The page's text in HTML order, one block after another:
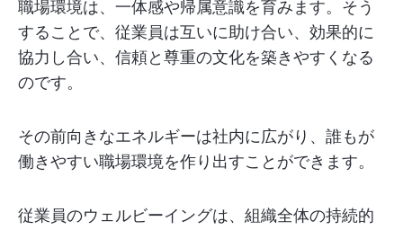
職場環境は、一体感や帰属意識を育みます。そう
することで、従業員は互いに助け合い、効果的に
協力し合い、信頼と尊重の文化を築きやすくなる
のです。
その前向きなエネルギーは社内に広がり、誰もが
働きやすい職場環境を作り出すことができます。
従業員のウェルビーイングは、組織全体の持続的